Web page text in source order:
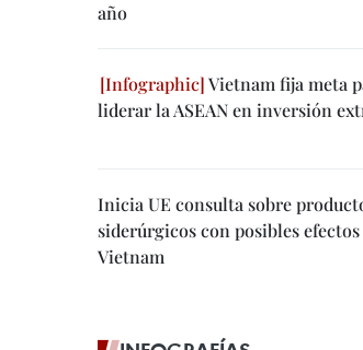
año
Vietnam fija meta
liderar la ASEAN en inversión
Inicia UE consulta sobre
siderúrgicos con posibles efectos
Vietnam